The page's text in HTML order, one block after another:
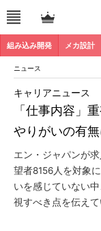
組み込み開発 メカ設計
ニュース
「仕事内容」
やりがいの有
キャリアニュース
エン・ジャパンが
望者8156人を対象
いを感じていない
視すべき点を伝えて